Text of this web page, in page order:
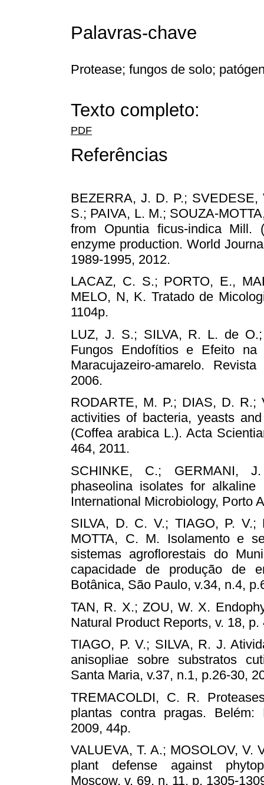
Palavras-chave
Protease; fungos de solo;
Texto completo:
PDF
Referências
BEZERRA, J. D. P.;
S.; PAIVA, L. M.; SOUZA-
from Opuntia ﬁcus-indica Mill.
enzyme production. World
1989-1995, 2012.
LACAZ, C. S.; PORTO, E.,
MELO, N, K. Tratado de
1104p.
LUZ, J. S.; SILVA, R. L. de
Fungos Endofítios e Efeito
Maracujazeiro-amarelo.
2006.
RODARTE, M. P.; DIAS, D. R.;
activities of bacteria, yeasts
(Coffea arabica L.). Acta
464, 2011.
SCHINKE, C.; GERMANI,
phaseolina isolates for
International Microbiology, Porto
SILVA, D. C. V.; TIAGO, P.
MOTTA, C. M. Isolamento e
sistemas agroflorestais do
capacidade de produção de
Botânica, São Paulo, v.34, n.4,
TAN, R. X.; ZOU, W. X.
Natural Product Reports, v. 18,
TIAGO, P. V.; SILVA, R. J.
anisopliae sobre substratos
Santa Maria, v.37, n.1, p.26-30,
TREMACOLDI, C. R.
plantas contra pragas. Belém:
2009, 44p.
VALUEVA, T. A.; MOSOLOV, V.
plant defense against
Moscow, v. 69, n. 11, p. 1305-